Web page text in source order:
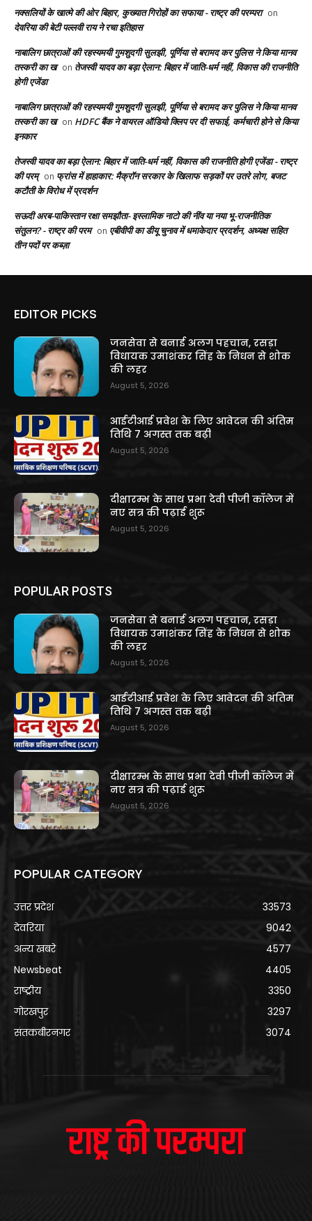
नक्सलियों के खात्मे की ओर बिहार, कुख्यात गिरोहों का सफाया - राष्ट्र की परम्परा on
देवरिया की बेटी पल्लवी राय ने रचा इतिहास
नाबालिग छात्राओं की रहस्यमयी गुमशुदगी सुलझी, पूर्णिया से बरामद कर पुलिस ने किया मानव
तस्करी का ख on तेजस्वी यादव का बड़ा ऐलान: बिहार में जाति-धर्म नहीं, विकास की राजनीति
होगी एजेंडा
नाबालिग छात्राओं की रहस्यमयी गुमशुदगी सुलझी, पूर्णिया से बरामद कर पुलिस ने किया मानव
तस्करी का ख on HDFC बैंक ने वायरल ऑडियो क्लिप पर दी सफाई, कर्मचारी होने से किया
इनकार
तेजस्वी यादव का बड़ा ऐलान: बिहार में जाति-धर्म नहीं, विकास की राजनीति होगी एजेंडा - राष्ट्र
की परम् on फ्रांस में हाहाकार: मैक्रॉन सरकार के खिलाफ सड़कों पर उतरे लोग, बजट
कटौती के विरोध में प्रदर्शन
सऊदी अरब-पाकिस्तान रक्षा समझौता- इस्लामिक नाटो की नींव या नया भू-राजनीतिक
संतुलन? - राष्ट्र की परम on एबीवीपी का डीयू चुनाव में धमाकेदार प्रदर्शन, अध्यक्ष सहित
तीन पदों पर कब्ज़ा
EDITOR PICKS
जनसेवा से बनाई अलग पहचान, रसड़ा
विधायक उमाशंकर सिंह के निधन से शोक
की लहर
August 5, 2026
आईटीआई प्रवेश के लिए आवेदन की अंतिम
तिथि 7 अगस्त तक बढ़ी
August 5, 2026
दीक्षारम्भ के साथ प्रभा देवी पीजी कॉलेज में
नए सत्र की पढ़ाई शुरू
August 5, 2026
POPULAR POSTS
जनसेवा से बनाई अलग पहचान, रसड़ा
विधायक उमाशंकर सिंह के निधन से शोक
की लहर
August 5, 2026
आईटीआई प्रवेश के लिए आवेदन की अंतिम
तिथि 7 अगस्त तक बढ़ी
August 5, 2026
दीक्षारम्भ के साथ प्रभा देवी पीजी कॉलेज में
नए सत्र की पढ़ाई शुरू
August 5, 2026
POPULAR CATEGORY
उत्तर प्रदेश
33573
देवरिया
9042
अन्य खबरे
4577
Newsbeat
4405
राष्ट्रीय
3350
गोरखपुर
3297
संतकबीरनगर
3074